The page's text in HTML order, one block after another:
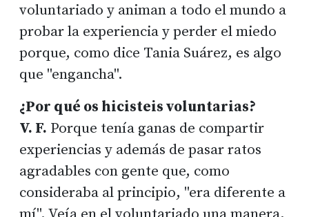
voluntariado y animan a todo el mundo a
probar la experiencia y perder el miedo
porque, como dice Tania Suárez, es algo
que "engancha".
¿Por qué os hicisteis voluntarias?
V. F. Porque tenía ganas de compartir
experiencias y además de pasar ratos
agradables con gente que, como
consideraba al principio, "era diferente a